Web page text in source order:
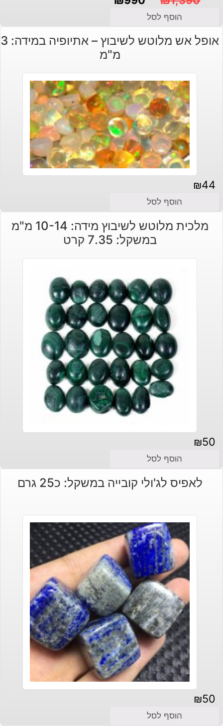
המקורי
היה:
הנוכחי
הוא:
הוסף לסל
אופל אש מלוטש לשיבוץ – אתיופיה במידה: 3
מ"מ
₪44
הוסף לסל
מלכית מלוטש לשיבוץ מידה: 10-14 מ"מ
במשקל: 7.35 קרט
₪50
הוסף לסל
לאפיס לג'ולי קובייה במשקל: כ25 גרם
₪50
הוסף לסל